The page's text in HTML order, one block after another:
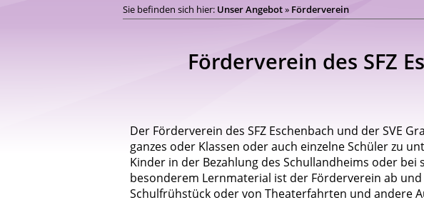
Sie befinden sich hier: Unser Angebot» Förderverein
Förderverein des SFZ
Der Förderverein des SFZ Eschenbach und der SVE
ganzes oder Klassen oder auch einzelne Schüler zu
Kinder in der Bezahlung des Schullandheims oder
besonderem Lernmaterial ist der Förderverein ab
Schulfrühstück oder von Theaterfahrten und andere